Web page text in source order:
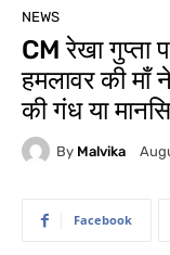
NEWS
CM रेखा
हमलावर की माँ
की गंध या
By Malvika
Facebook